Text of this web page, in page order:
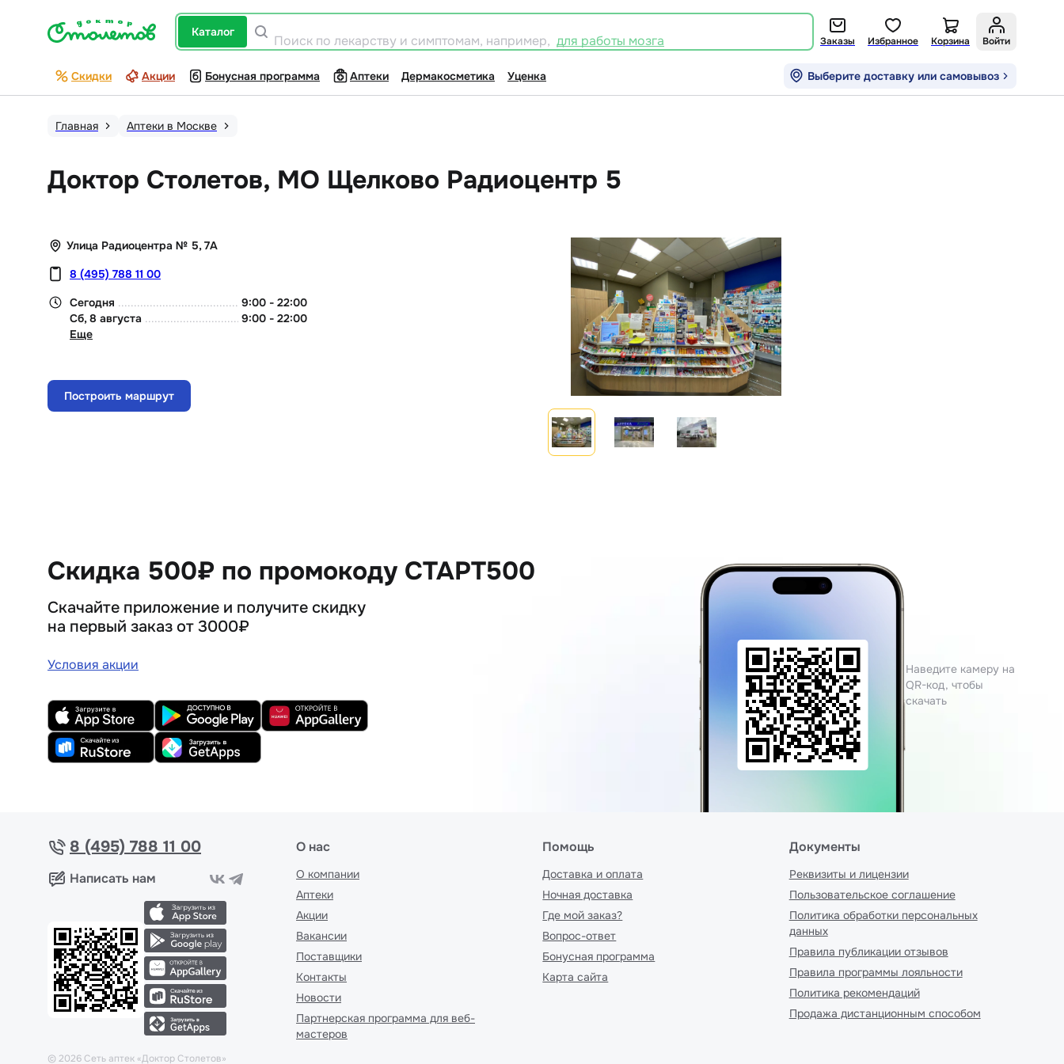
каталог
Поиск по лекарству и симптомам, например, для работы мозга Заказы Избранное Корзина Войти
Скидки Акции Бонусная программа Аптеки Дермакосметика Уценка Выберите доставку или самовывоз
Главная Аптеки в Москве
Доктор Столетов, МО Щелково Радиоцентр 5
Улица Радиоцентра № 5, 7А
8 (495) 788 11 00
Сегодня
9:00 - 22:00
Сб, 8 августа
9:00 - 22:00
Вт, 11 августа
Ср, 12 августа
Чт, 13 августа
Еще
Построить маршрут
Скидка 500₽ по промокоду СТАРТ500
Скачайте приложение и получите скидку
на первый заказ от 3000₽
Условия акции
Наведите камеру на
QR-код, чтобы
скачать
8 (495) 788 11 00
Написать нам
© 2026 Сеть аптек «Доктор Столетов»
О нас
О компании
Аптеки
Акции
Вакансии
Поставщики
Контакты
Новости
Партнерская программа для веб-
мастеров
Помощь
Доставка и оплата
Ночная доставка
Где мой заказ?
Вопрос-ответ
Бонусная программа
Карта сайта
Документы
Реквизиты и лицензии
Пользовательское соглашение
Политика обработки персональных
данных
Правила публикации отзывов
Правила программы лояльности
Политика рекомендаций
Продажа дистанционным способом